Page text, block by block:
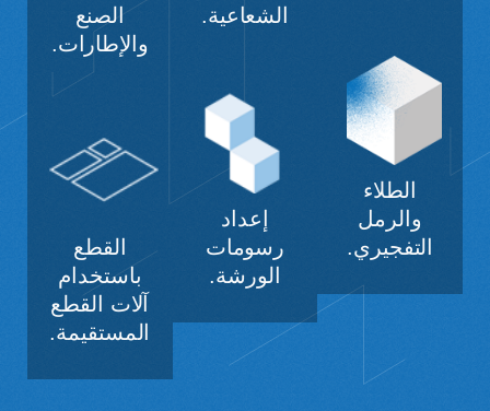
الصنع
والإطارات.
القطع
باستخدام
آلات القطع
المستقيمة.
الشعاعية.
إعداد
رسومات
الورشة.
الطلاء
والرمل
التفجيري.